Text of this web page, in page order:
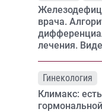
врача.
лечения.
Гинекология
Климакс: